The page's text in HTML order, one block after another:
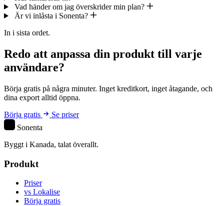
Vad händer om jag överskrider min plan?
Är vi inlåsta i Sonenta?
In i sista ordet.
Redo att anpassa din produkt till varje
användare?
Börja gratis på några minuter. Inget kreditkort, inget åtagande, och
dina export alltid öppna.
Börja gratis
Se priser
Sonenta
Byggt i Kanada, talat överallt.
Produkt
Priser
vs Lokalise
Börja gratis